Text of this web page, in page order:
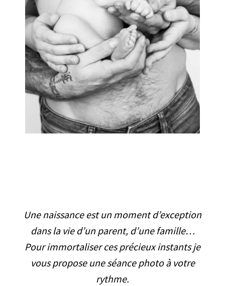
Une naissance est un moment d’exception
dans la vie d’un parent, d’une famille…
Pour immortaliser ces précieux instants je
vous propose une séance photo à votre
rythme.